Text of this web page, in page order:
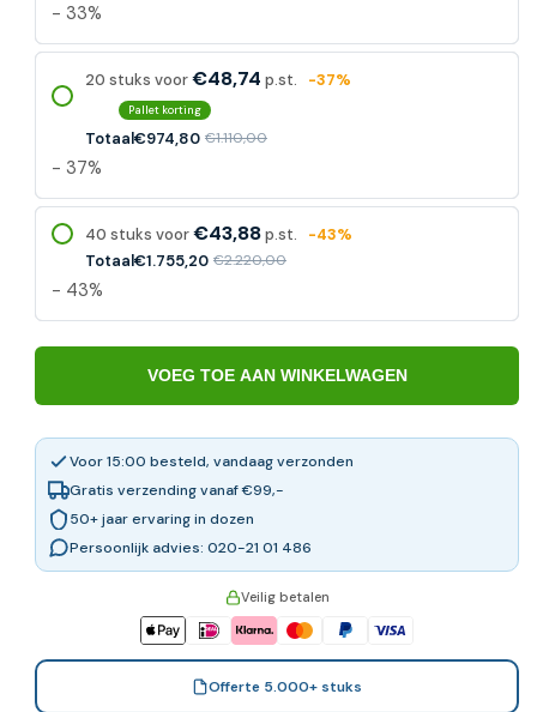
- 33%
20 stuks voor€48,74 p.st. -37%
Pallet korting
Totaal€974,80 €1.110,00
- 37%
40 stuks voor€43,88p.st.
-43%
Totaal€1.755,20 €2.220,00
- 43%
VOEG TOE AAN WINKELWAGEN
Voor 15:00 besteld, vandaag verzonden
Gratis verzending vanaf €99,-
50+ jaar ervaring in dozen
Persoonlijk advies: 020-21 01 486
Veilig betalen
Offerte 5.000+ stuks